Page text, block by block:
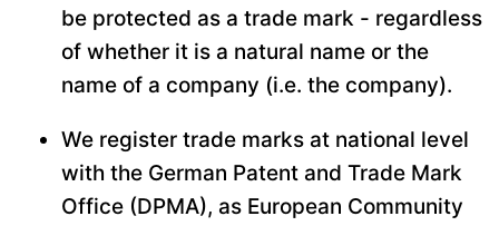
be protected as a trade mark - regardless
of whether it is a natural name or the
name of a company (i.e. the company).
We register trade marks at national level
with the German Patent and Trade Mark
Office (DPMA), as European Community